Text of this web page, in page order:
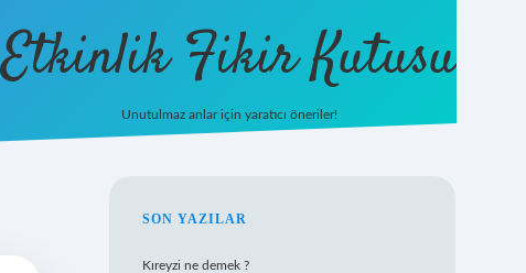
Etkinlik Fikir Kutusu
Unutulmaz anlar için yaratıcı öneriler!
SIDEBAR
SON YAZILAR
Kıreyzi ne demek ?